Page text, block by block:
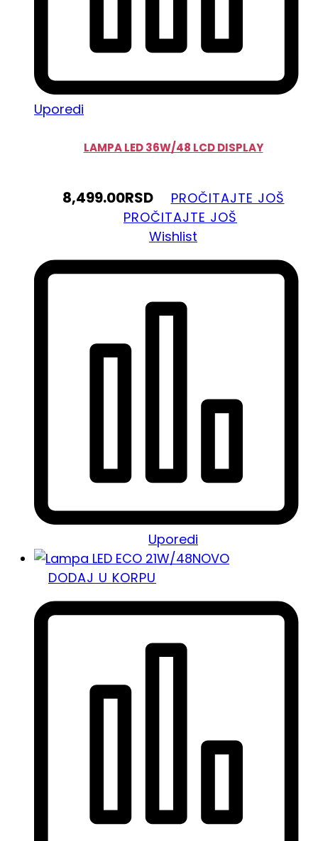
Uporedi
LAMPA LED 36W/48 LCD DISPLAY
8,499.00RSD
PROČITAJTE JOŠ
PROČITAJTE JOŠ
Wishlist
Uporedi
NOVO
DODAJ U KORPU